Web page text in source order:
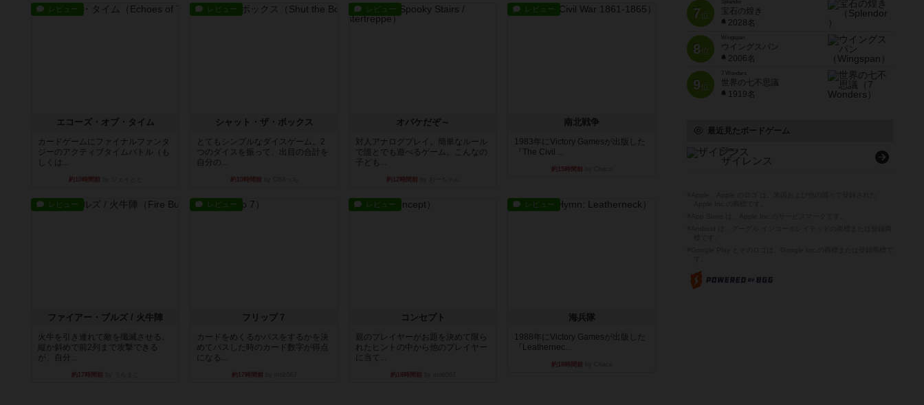
レビュー
エコーズ・オブ・タイム
カードゲームにファイナルファンタ
ジーのアクティブタイムバトル（も
しくは...
約10時間前
レビュー
シャット・ザ・ボックス
とてもシンプルなダイスゲーム。2
つのダイスを振って、出目の合計を
自分の...
約10時間前
レビュー
オバケだぞ～
対人アナログプレイ。簡単なルール
で誰とでも遊べるゲーム。こんなの
子ども...
約12時間前
レビュー
南北戦争
1983年にVictory Gamesが出版した
『The Civil ...
約15時間前
レビュー
ファイアー・ブルズ / 火牛陣
火牛を引き連れて敵を殲滅させる。
縦か斜めで前2列まで攻撃できる
が、自分...
約17時間前
レビュー
フリップ７
カードをめくるかパスをするかを決
めてパスした時のカード数字が得点
になる...
約17時間前
レビュー
コンセプト
親のプレイヤーがお題を決めて限ら
れたヒントの中から他のプレイヤー
に当て...
約18時間前
レビュー
海兵隊
1988年にVictory Gamesが出版した
『Leathernec...
約18時間前
7位
宝石の煌き
2028名
8位
Wingspan
ウイングスパン
2006名
9位
7 Wonders
世界の七不思議
1919名
最近見たボードゲーム
Zilence
ザイレンス